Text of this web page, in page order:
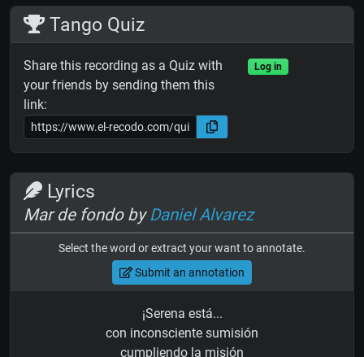
Tango Quiz
Share this recording as a Quiz with
your friends by sending them this
link:
Log in
Lyrics
Mar de fondo byDaniel Alvarez
Select the word or extract your want to annotate.
Submit an annotation
¡Serena está...
con inconsciente sumisión
cumpliendo la misión